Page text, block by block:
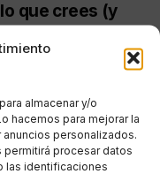
almacenar y/o
hacemos para mejorar la
personalizados.
procesar datos
las identificaciones
que crees (y